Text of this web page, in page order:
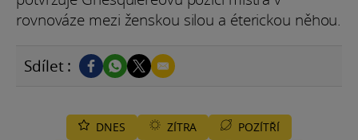
rovnováze mezi ženskou silou a éterickou něhou.
Sdílet :
DNES ZÍTRA
POZÍTŘÍ